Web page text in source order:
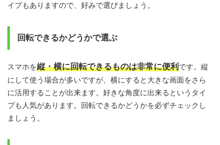
イプもありますので、好みで選びましょう。
回転できるかどうかで選ぶ
スマホを縦・横に回転できるものは非常に便利です。縦
にして使う場合が多いですが、横にすると大きな画面をさら
に活用することが出来ます。好きな角度に出来るというタイ
プも人気があります。回転できるかどうかを必ずチェックし
ましょう。